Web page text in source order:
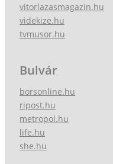
vitorlazasmagazin.hu
videkize.hu
tvmusor.hu
Bulvár
borsonline.hu
ripost.hu
metropol.hu
life.hu
she.hu